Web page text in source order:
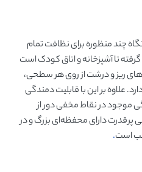
چند منظوره برای نظافت تمام
تا آشپزخانه و اتاق کودک است
ریز و درشت از روی هر سطحی،
علاوه بر این با قابلیت دمندگی
موجود در نقاط مخفی دور از
پرقدرت دارای محفظه‌ای بزرگ و در
است.